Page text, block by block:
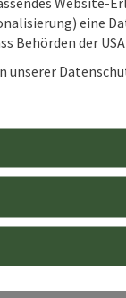
eine
Behörden der
unserer